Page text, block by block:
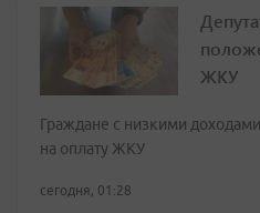
ЖКУ
Граждане с низкими
на оплату ЖКУ
сегодня, 01:28